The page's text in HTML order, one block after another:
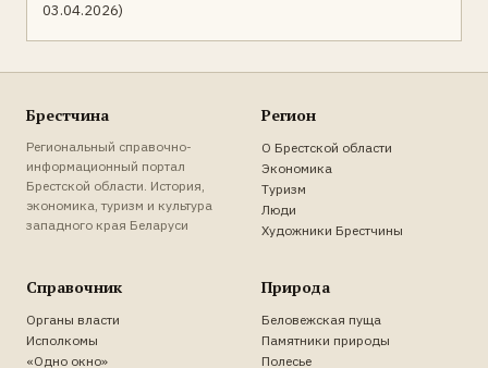
03.04.2026)
Брестчина
Региональный справочно-
информационный портал
Брестской области. История,
экономика, туризм и культура
западного края Беларуси
Регион
О Брестской области
Экономика
Туризм
Люди
Художники Брестчины
Справочник
Органы власти
Исполкомы
«Одно окно»
Природа
Беловежская пуща
Памятники природы
Полесье